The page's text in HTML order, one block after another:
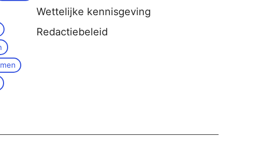
Wettelijke kennisgeving
Redactiebeleid